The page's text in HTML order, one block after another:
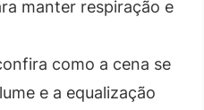
manter respiração e
como a cena se
e a equalização